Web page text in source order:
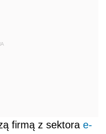
firmą z sektora e-